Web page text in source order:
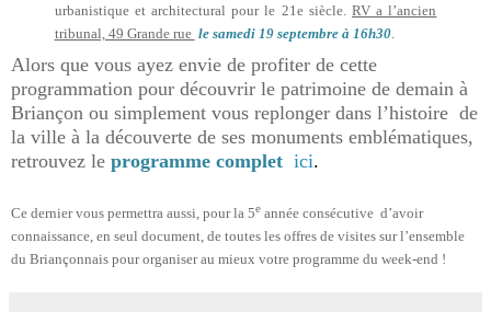
urbanistique et architectural pour le 21e siècle.RV a l’ancien
tribunal, 49 Grande rue le samedi 19 septembre à 16h30.
Alors que vous ayez envie de profiter de cette
programmation pour découvrir le patrimoine de demain à
Briançon ou simplement vous replonger dans l’histoire de
la ville à la découverte de ses monuments emblématiques,
retrouvez le programme complet ici.
Ce dernier vous permettra aussi, pour la 5e année consécutive d’avoir
connaissance, en seul document, de toutes les offres de visites sur l’ensemble
du Briançonnais pour organiser au mieux votre programme du week-end !